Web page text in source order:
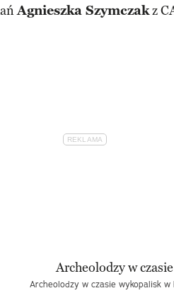
Agnieszka Szymczakz
Archeolodzy w czasie wykopalisk w